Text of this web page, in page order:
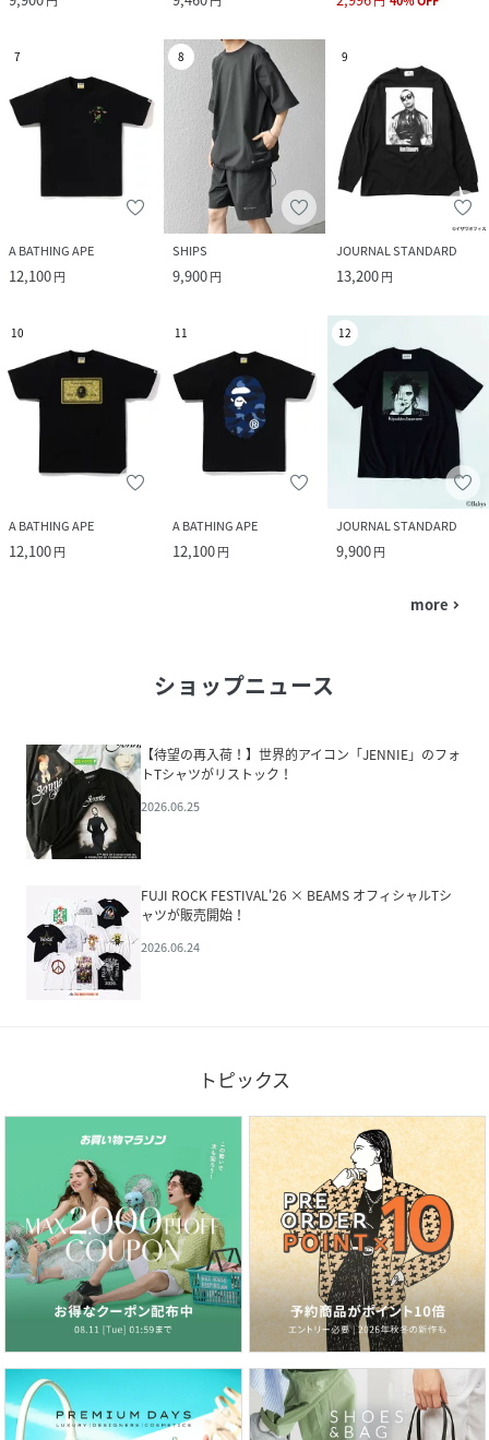
7
A BATHING APE
12,100円
8
SHIPS
9,900円
9
JOURNAL STANDARD
13,200円
10
A BATHING APE
12,100円
11
A BATHING APE
12,100円
12
JOURNAL STANDARD
9,900円
more navigate_next
ショップニュース
【待望の再入荷！】世界的アイコン「JENNIE」のフォ
トTシャツがリストック！
2026.06.25
FUJI ROCK FESTIVAL'26 × BEAMS オフィシャルTシ
ャツが販売開始！
2026.06.24
トピックス